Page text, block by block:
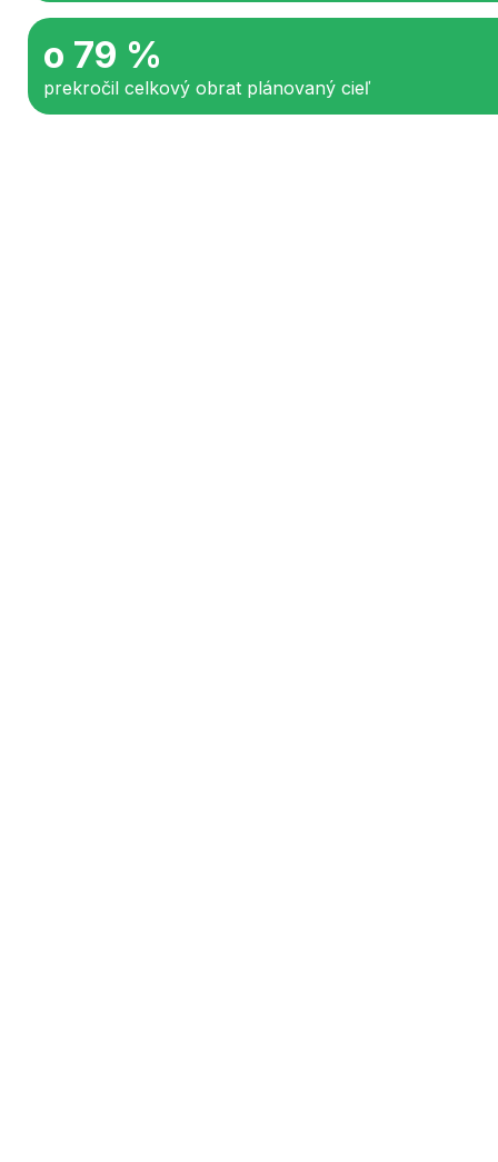
o 79 %
prekročil celkový obrat plánovaný cieľ